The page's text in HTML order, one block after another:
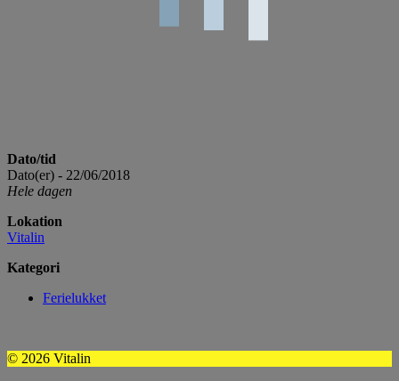
Dato/tid
Dato(er) - 22/06/2018
Hele dagen
Lokation
Vitalin
Kategori
Ferielukket
© 2026 Vitalin